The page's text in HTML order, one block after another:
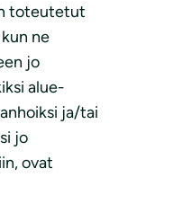
toteutetut
ne
jo
alue-
ja/tai
jo
ovat